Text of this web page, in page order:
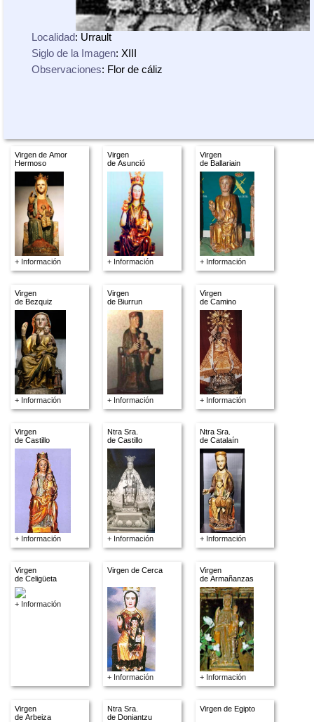
Localidad: Urrault
Siglo de la Imagen: XIII
Observaciones: Flor de cáliz
Virgen de Amor
Hermoso
+ Información
Virgen
de Asunció
+ Información
Virgen
de Ballariain
+ Información
Virgen
de Bezquiz
+ Información
Virgen
de Biurrun
+ Información
Virgen
de Camino
+ Información
Virgen
de Castillo
+ Información
Ntra Sra.
de Castillo
+ Información
Ntra Sra.
de Catalaín
+ Información
Virgen
de Celigüeta
+ Información
Virgen de Cerca
+ Información
Virgen
de Armañanzas
+ Información
Virgen
de Arbeiza
Ntra Sra.
de Doniantzu
Virgen de Egipto